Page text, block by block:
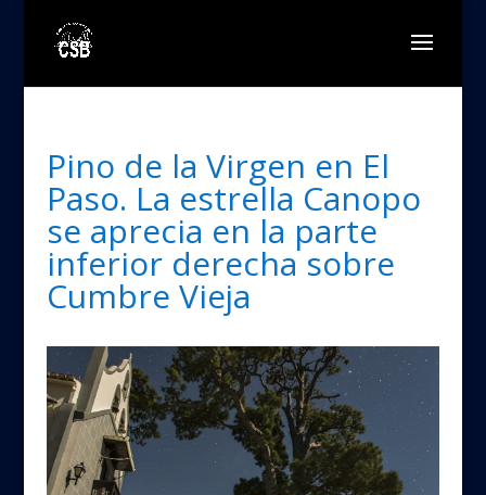
Pino de la Virgen en El
Paso. La estrella Canopo
se aprecia en la parte
inferior derecha sobre
Cumbre Vieja